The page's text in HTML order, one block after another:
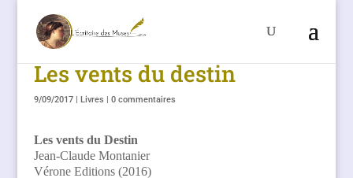
Les vents du destin
9/09/2017| Livres | 0 commentaires
Les vents du Destin
Jean-Claude Montanier
Vérone Editions (2016)